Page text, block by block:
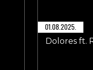
01.08.2025.
Dolores ft.